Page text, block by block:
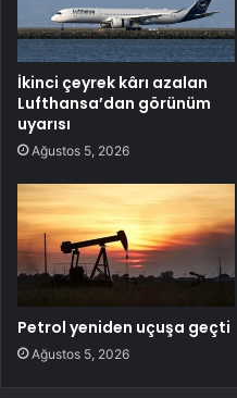
İkinci çeyrek kârı azalan
Lufthansa’dan görünüm
uyarısı
Ağustos 5, 2026
Petrol yeniden uçuşa geçti
Ağustos 5, 2026